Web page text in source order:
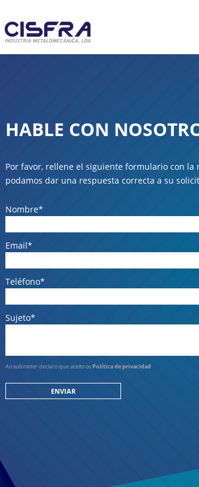
HABLE CON
Por favor, rellene el siguiente formulario con
podamos dar una respuesta correcta a su
Nombre*
Email*
Teléfono*
Sujeto*
Ao submeter declaro que aceito osPolítica de privacidad